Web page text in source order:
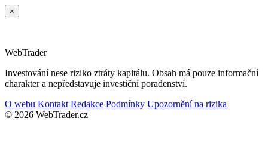
×
WebTrader
Investování nese riziko ztráty kapitálu. Obsah má pouze informační
charakter a nepředstavuje investiční poradenství.
O webu Kontakt Redakce Podmínky Upozornění na rizika
© 2026 WebTrader.cz